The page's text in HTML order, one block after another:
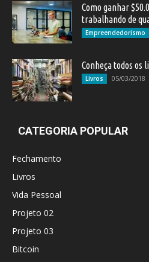
Como ganhar
trabalhando de
Empreendedorismo
Conheça todos os
Livros 05/03/2018
CATEGORIA POPULAR
Fechamento
Livros
Vida Pessoal
Projeto 02
Projeto 03
Bitcoin